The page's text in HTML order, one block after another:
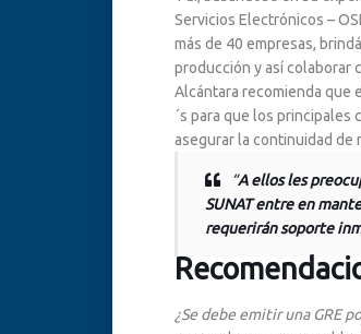
Servicios Electrónicos –
más de 40 empresas,
producción y así colaborar
Alcántara recomienda que
´s para que los
asegurar la continuidad de
“A ellos les
SUNAT entre en
requerirán soporte
¿Se debe emitir una GRE